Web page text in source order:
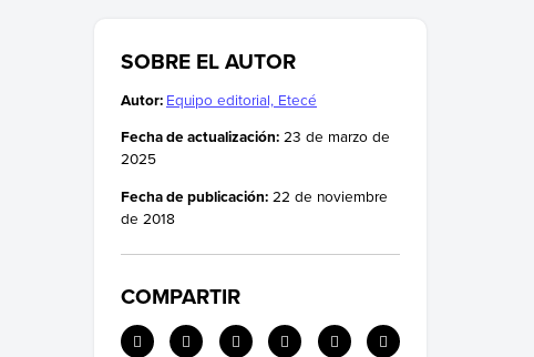
Diferencia con un mapa mental
¿Cómo se identifica el tema principal?
¿Qué es una sinopsis?
Ejemplo de cuadro sinóptico
SOBRE EL AUTOR
Autor: Equipo editorial, Etecé
Fecha de actualización: 23 de marzo de
2025
Fecha de publicación: 22 de noviembre
de 2018
COMPARTIR